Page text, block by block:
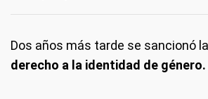
Dos años más tarde se sancionó
derecho a la identidad de género.